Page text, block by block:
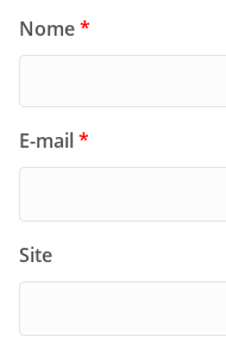
Nome*
E-mail*
Site